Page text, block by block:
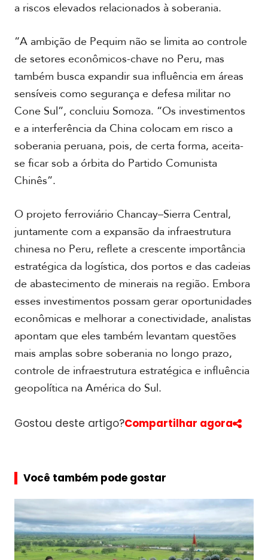
a riscos elevados relacionados à soberania.
“A ambição de Pequim não se limita ao controle
de setores econômicos-chave no Peru, mas
também busca expandir sua influência em áreas
sensíveis como segurança e defesa militar no
Cone Sul”, concluiu Somoza. “Os investimentos
e a interferência da China colocam em risco a
soberania peruana, pois, de certa forma, aceita-
se ficar sob a órbita do Partido Comunista
Chinês”.
O projeto ferroviário Chancay–Sierra Central,
juntamente com a expansão da infraestrutura
chinesa no Peru, reflete a crescente importância
estratégica da logística, dos portos e das cadeias
de abastecimento de minerais na região. Embora
esses investimentos possam gerar oportunidades
econômicas e melhorar a conectividade, analistas
apontam que eles também levantam questões
mais amplas sobre soberania no longo prazo,
controle de infraestrutura estratégica e influência
geopolítica na América do Sul.
Gostou deste artigo?Compartilhar agora
Você também pode gostar